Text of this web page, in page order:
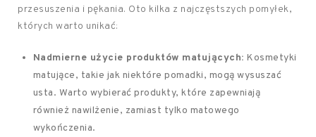
przesuszenia i pękania. Oto kilka z najczęstszych pomyłek,
których warto unikać:
Nadmierne użycie produktów matujących: Kosmetyki
matujące, takie jak niektóre pomadki, mogą wysuszać
usta. Warto wybierać produkty, które zapewniają
również nawilżenie, zamiast tylko matowego
wykończenia.